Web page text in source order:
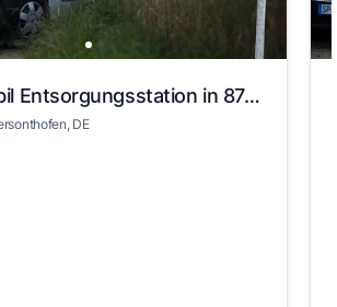
Wohnmobil Entsorgungsstation in 87448 Niedersonthofen
, DE